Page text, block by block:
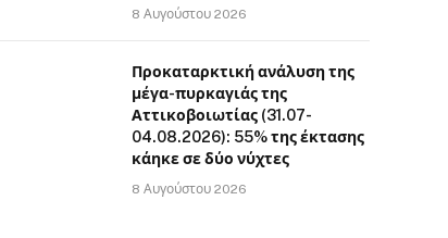
8 Αυγούστου 2026
Προκαταρκτική ανάλυση της
μέγα-πυρκαγιάς της
Αττικοβοιωτίας (31.07-
04.08.2026): 55% της έκτασης
κάηκε σε δύο νύχτες
8 Αυγούστου 2026